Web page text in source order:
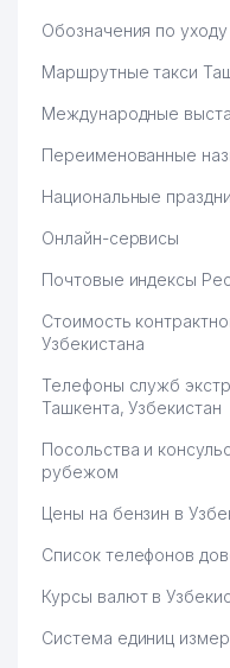
Обозначения по
Маршрутные такси
Международные
Переименованные
Национальные
Онлайн-сервисы
Почтовые индексы
Стоимость
Узбекистана
Телефоны служб
Ташкента, Узбекистан
Посольства и
рубежом
Цены на бензин в
Список телефонов
Курсы валют в
Система единиц